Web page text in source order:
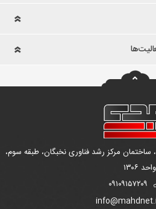
ساختمان مرکز رشد فناوری نخبگان، طبقه سوم،
واحد ۱۳۰۶
۰۹۱۰۹۱۵۷۲۰۹